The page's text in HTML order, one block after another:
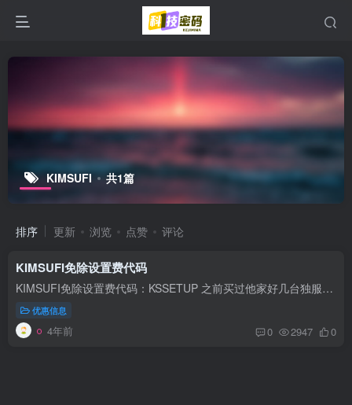
KIMSUFI 共1篇
排序 更新 浏览 点赞 评论
KIMSUFI免除设置费代码
KIMSUFI免除设置费代码：KSSETUP 之前买过他家好几台独服，因为不知道这个优惠代码，每台服务器都多掏了大几十块钱的设置费。所以这个一定要记录下来。
优惠信息
4年前 0 2947 0